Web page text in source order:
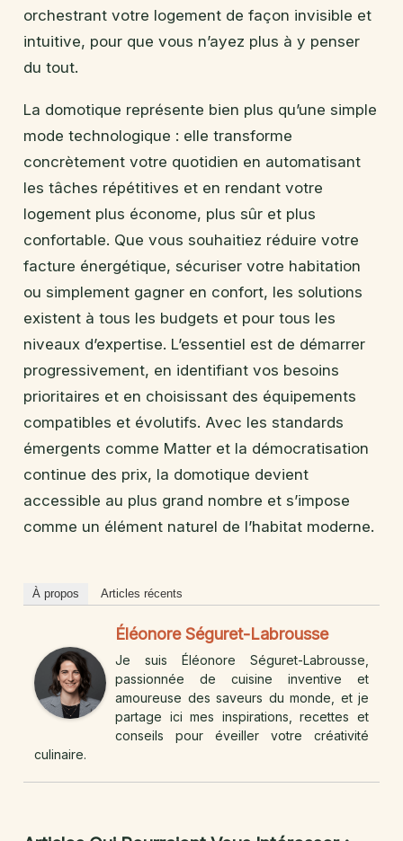
orchestrant votre logement de façon invisible et
intuitive, pour que vous n’ayez plus à y penser
du tout.
La domotique représente bien plus qu’une simple
mode technologique : elle transforme
concrètement votre quotidien en automatisant
les tâches répétitives et en rendant votre
logement plus économe, plus sûr et plus
confortable. Que vous souhaitiez réduire votre
facture énergétique, sécuriser votre habitation
ou simplement gagner en confort, les solutions
existent à tous les budgets et pour tous les
niveaux d’expertise. L’essentiel est de démarrer
progressivement, en identifiant vos besoins
prioritaires et en choisissant des équipements
compatibles et évolutifs. Avec les standards
émergents comme Matter et la démocratisation
continue des prix, la domotique devient
accessible au plus grand nombre et s’impose
comme un élément naturel de l’habitat moderne.
À propos Articles récents
Éléonore Séguret-Labrousse
Je suis Éléonore Séguret-Labrousse,
passionnée de cuisine inventive et
amoureuse des saveurs du monde, et je
partage ici mes inspirations, recettes et
conseils pour éveiller votre créativité
culinaire.